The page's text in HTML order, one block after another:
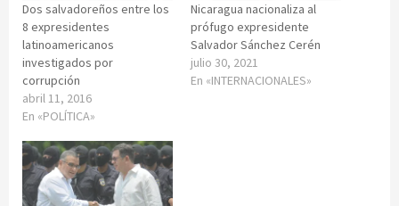
Dos salvadoreños entre los
8 expresidentes
latinoamericanos
investigados por
corrupción
abril 11, 2016
En «POLÍTICA»
Nicaragua nacionaliza al
prófugo expresidente
Salvador Sánchez Cerén
julio 30, 2021
En «INTERNACIONALES»